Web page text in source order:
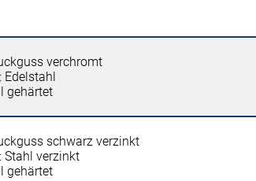
verchromt
Edelstahl
gehärtet
schwarz verzinkt
Stahl verzinkt
gehärtet